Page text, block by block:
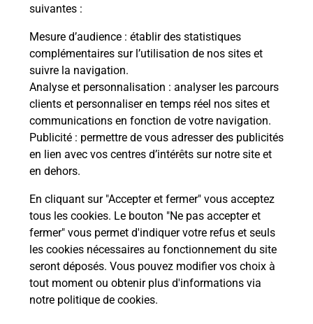
suivantes :
Mesure d’audience : établir des statistiques
complémentaires sur l’utilisation de nos sites et
suivre la navigation.
Analyse et personnalisation : analyser les parcours
clients et personnaliser en temps réel nos sites et
communications en fonction de votre navigation.
Publicité : permettre de vous adresser des publicités
en lien avec vos centres d’intérêts sur notre site et
en dehors.
En cliquant sur "Accepter et fermer" vous acceptez
tous les cookies. Le bouton "Ne pas accepter et
fermer" vous permet d'indiquer votre refus et seuls
les cookies nécessaires au fonctionnement du site
seront déposés. Vous pouvez modifier vos choix à
tout moment ou obtenir plus d'informations via
notre politique de cookies.
La Poste
en ligne
Ouvert 24h/24
En savoir plus
MONTREUIL BELLAY
CONSIGNE POINT VERT MONTREUIL